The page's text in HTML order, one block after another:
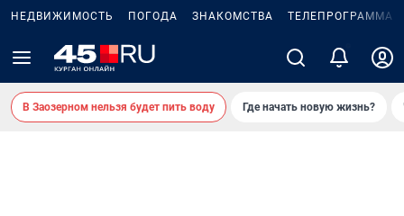
НЕДВИЖИМОСТЬ ПОГОДА ЗНАКОМСТВА ТЕЛЕПРОГРАММА
В Заозерном нельзя будет пить воду Где начать новую жизнь?